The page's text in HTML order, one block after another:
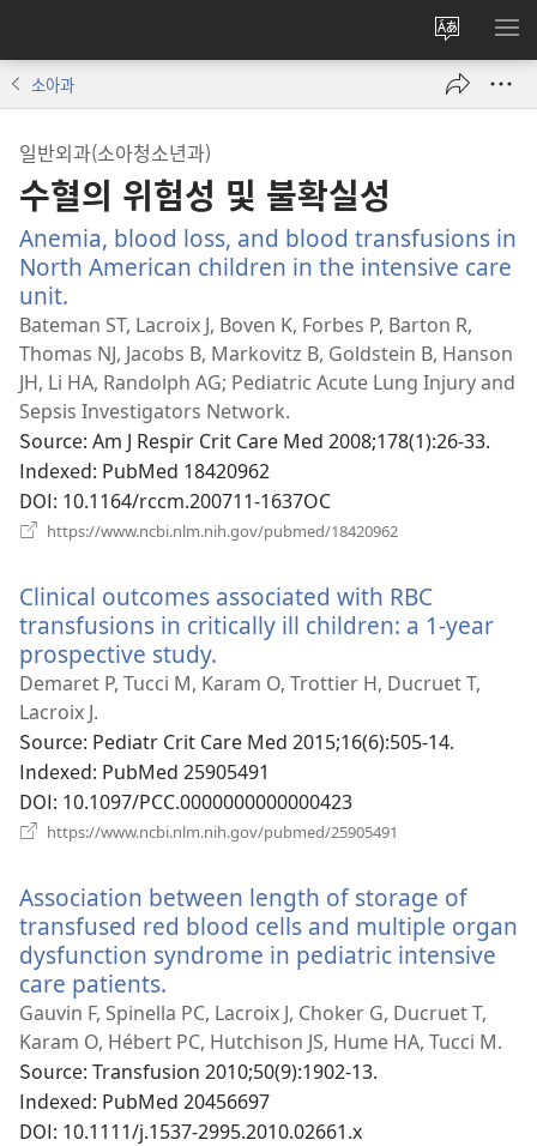
사이트
언어
변경
메
소아과
일반외과(소아청소년과)
수혈의 위험성 및 불확실성
Anemia, blood loss, and blood transfusions in
North American children in the intensive care
unit.
로
운
창
열
기)
Bateman ST, Lacroix J, Boven K, Forbes P, Barton R,
Thomas NJ, Jacobs B, Markovitz B, Goldstein B, Hanson
JH, Li HA, Randolph AG; Pediatric Acute Lung Injury and
Sepsis Investigators Network.
Source‎: Am J Respir Crit Care Med 2008;178(1):26-33.
Indexed‎: PubMed 18420962
DOI‎: 10.1164/rccm.200711-1637OC
https://www.ncbi.nlm.nih.gov/pubmed/18420962
창
열
기)
Clinical outcomes associated with RBC
transfusions in critically ill children: a 1-year
prospective study.
로
창
열
기)
Demaret P, Tucci M, Karam O, Trottier H, Ducruet T,
Lacroix J.
Source‎: Pediatr Crit Care Med 2015;16(6):505-14.
Indexed‎: PubMed 25905491
DOI‎: 10.1097/PCC.0000000000000423
https://www.ncbi.nlm.nih.gov/pubmed/25905491
창
열
기)
Association between length of storage of
transfused red blood cells and multiple organ
dysfunction syndrome in pediatric intensive
care patients.
로
운
창
열
기)
Gauvin F, Spinella PC, Lacroix J, Choker G, Ducruet T,
Karam O, Hébert PC, Hutchison JS, Hume HA, Tucci M.
Source‎: Transfusion 2010;50(9):1902-13.
Indexed‎: PubMed 20456697
DOI‎: 10.1111/j.1537-2995.2010.02661.x